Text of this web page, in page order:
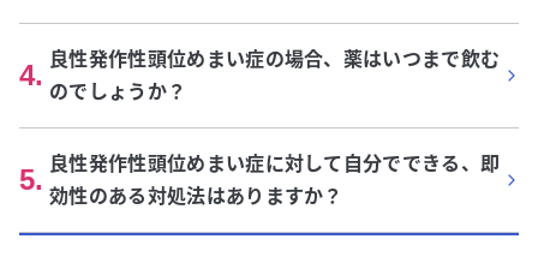
4. 良性発作性頭位めまい症の場合、薬はいつまで飲む
のでしょうか？
5. 良性発作性頭位めまい症に対して自分でできる、即
効性のある対処法はありますか？